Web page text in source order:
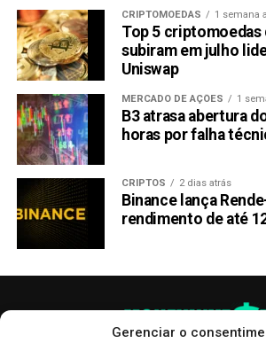
Gerenciar o
CRIPTOMOEDAS 1 semana
Top 5 criptomoedas
subiram em julho
Uniswap
MERCADO DE AÇÕES 1
B3 atrasa abertura
horas por falha
CRIPTOS 2 dias atrás
Binance lança
rendimento de até